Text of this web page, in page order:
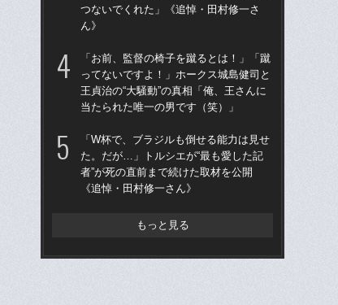
つないでくれた」《追悼・田村修一さ
ん》
「お前、監督の椅子を蹴るとは！」「蹴
ってないですよ！」ホークス城島健司と
王貞治の“大騒動”の真相「俺、王さんに
当たられた唯一の男です（笑）」
「W杯で、ブラジルも倒せる能力は見せ
た。だが…」トルシエが“最も愛した記
者”が死の直前まで続けた取材を公開
《追悼・田村修一さん》
もっと見る